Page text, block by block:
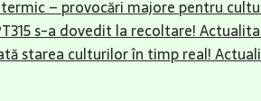
termic – provocări majore pentru
s-a dovedit la recoltare!
starea culturilor în timp real!